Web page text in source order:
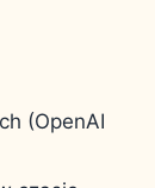
(OpenAI